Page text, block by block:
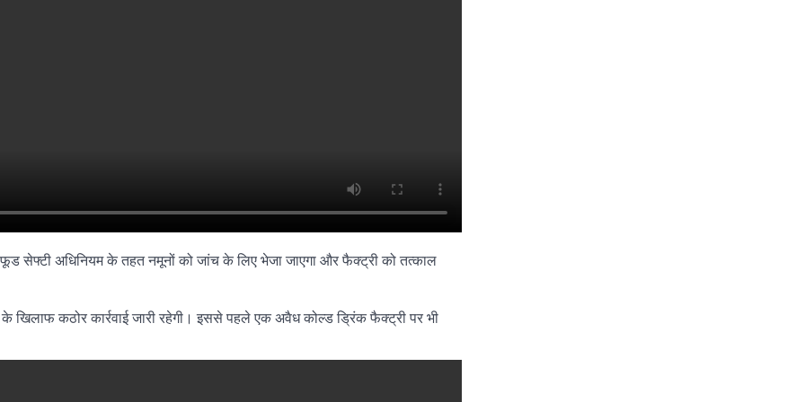
सेफ्टी अधिनियम के तहत नमूनों को जांच के लिए भेजा जाएगा और फैक्ट्री को तत्काल
खिलाफ कठोर कार्रवाई जारी रहेगी। इससे पहले एक अवैध कोल्ड ड्रिंक फैक्ट्री पर भी